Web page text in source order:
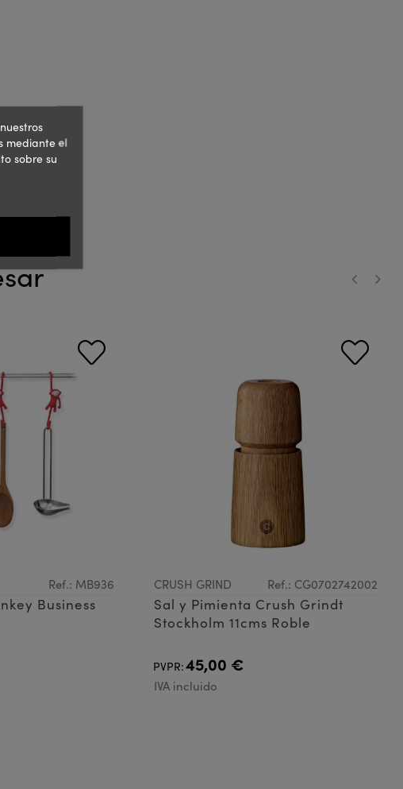
Ref.: MB936
Business
CRUSH GRIND Ref.: CG0702742002
Sal y Pimienta Crush Grindt
Stockholm 11cms Roble
PVPR:45,00 €
IVA incluido
mediante el
sobre su